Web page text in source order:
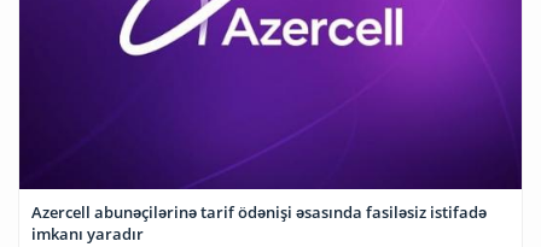
Azercell abunəçilərinə tarif ödənişi əsasında fasiləsiz istifadə
imkanı yaradır